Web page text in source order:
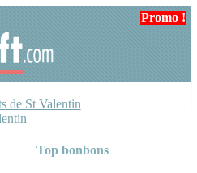
de St Valentin
Top bonbons
Promo !
Promo !